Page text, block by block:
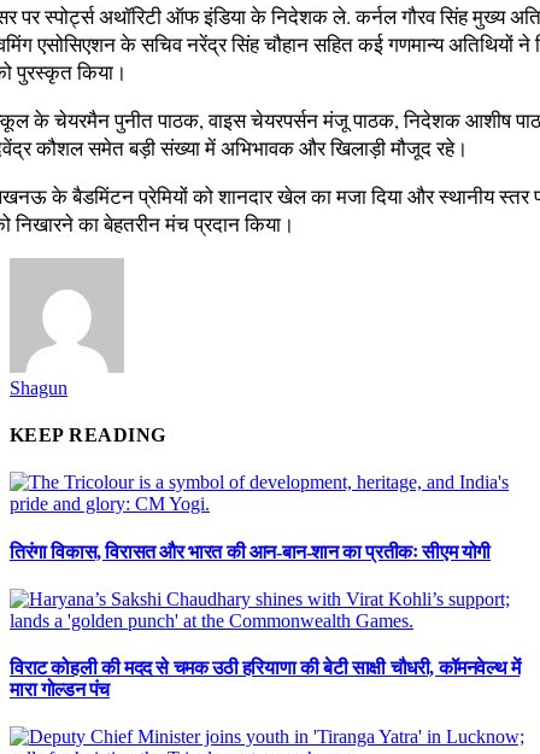
पर स्पोर्ट्स अथॉरिटी ऑफ इंडिया के निदेशक ले. कर्नल गौरव सिंह मुख्य
एसोसिएशन के सचिव नरेंद्र सिंह चौहान सहित कई गणमान्य अतिथियों ने
पुरस्कृत किया।
के चेयरमैन पुनीत पाठक, वाइस चेयरपर्सन मंजू पाठक, निदेशक आशीष
कौशल समेत बड़ी संख्या में अभिभावक और खिलाड़ी मौजूद रहे।
के बैडमिंटन प्रेमियों को शानदार खेल का मजा दिया और स्थानीय
निखारने का बेहतरीन मंच प्रदान किया।
Shagun
KEEP READING
तिरंगा विकास, विरासत और भारत की आन-बान-शान का प्रतीकः सीएम योगी
विराट कोहली की मदद से चमक उठी हरियाणा की बेटी साक्षी चौधरी, कॉमनवेल्थ में
मारा गोल्डन पंच